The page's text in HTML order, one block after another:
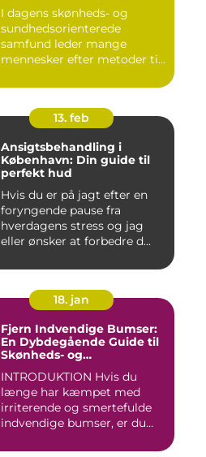
I dagens skønheds- og
sundhedsorienterede
samfund leder mange
mennesker efter metoder til
13. feb
Ansigtsbehandling i
København: Din guide til
perfekt hud
Hvis du er på jagt efter en
foryngende pause fra
hverdagens stress og jag
eller ønsker at forbedre d...
18. jan
Fjern Indvendige Bumser:
En Dybdegående Guide til
Skønheds- og
INTRODUKTION Hvis du
længe har kæmpet med
irriterende og smertefulde
indvendige bumser, er du